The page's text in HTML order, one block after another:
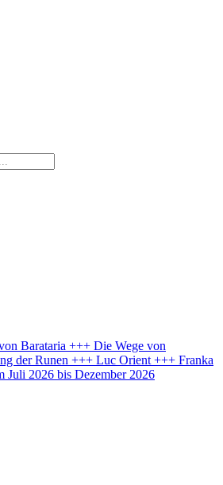
Barataria +++ Die Wege von
der Runen +++ Luc Orient +++ Franka
Juli 2026 bis Dezember 2026